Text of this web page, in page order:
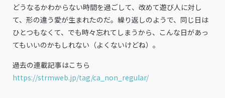
どうなるかわからない時間を過ごして、改めて遊び人に対し
て、形の違う愛が生まれたのだ。繰り返しのようで、同じ日は
ひとつもなくて、でも時々忘れてしまうから、こんな日があっ
てもいいのかもしれない（よくないけどね）。
過去の連載記事はこちら
https://strmweb.jp/tag/ca_non_regular/